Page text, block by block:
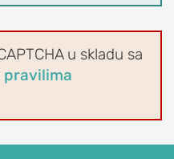
u skladu sa
pravilima